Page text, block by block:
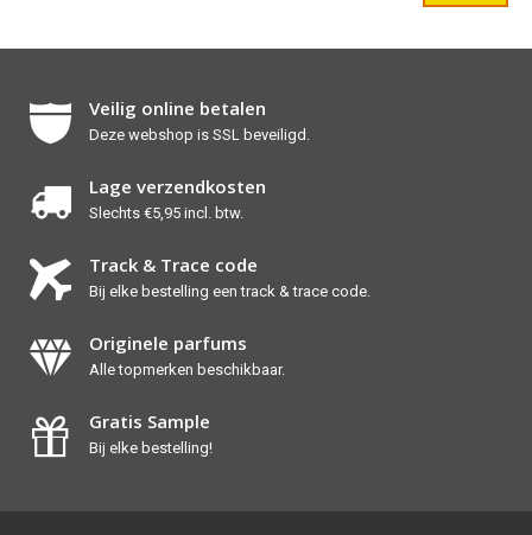
Veilig online betalen
Deze webshop is SSL beveiligd.
Lage verzendkosten
Slechts €5,95 incl. btw.
Track & Trace code
Bij elke bestelling een track & trace code.
Originele parfums
Alle topmerken beschikbaar.
Gratis Sample
Bij elke bestelling!